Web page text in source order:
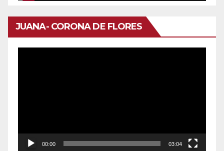
JUANA- CORONA DE FLORES
00:00 03:04